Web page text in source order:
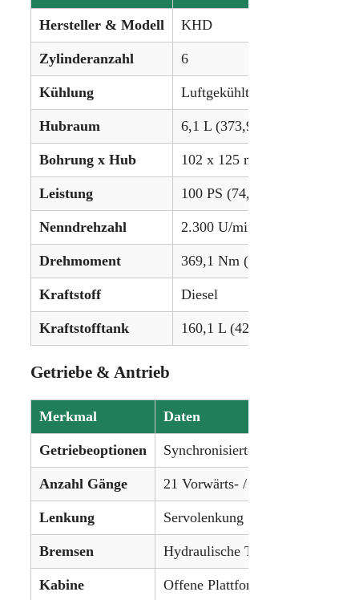
Hersteller & Modell KHD
Zylinderanzahl 6
Kühlung Luftgekühlt
Hubraum 6,1 L (373,93 in³)
Bohrung x Hub 102 x 125 mm (4.0157 x
Leistung 100 PS (74,6 kW)
Nenndrehzahl 2.300 U/min
Drehmoment 369,1 Nm (272,2 lb-ft) @
Kraftstoff Diesel
Kraftstofftank 160,1 L (42,3 gal)
Getriebe & Antrieb
Merkmal Daten
Getriebeoptionen Synchronisiertes Schaltgetriebe
Anzahl Gänge 21 Vorwärts- / 6 Rückwärtsgänge
Lenkung Servolenkung
Bremsen Hydraulische Trommelbremsen
Kabine Offene Plattform oder Kabine